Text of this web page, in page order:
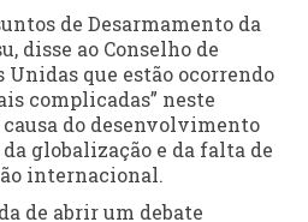
de Desarmamento da
disse ao Conselho de
Unidas que estão ocorrendo
complicadas” neste
do desenvolvimento
globalização e da falta de
internacional.
de abrir um debate